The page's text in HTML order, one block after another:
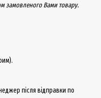
замовленого Вами товару.
після відправки по